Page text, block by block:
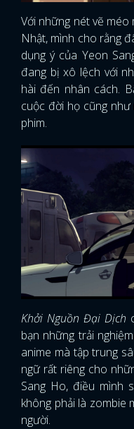
Với những nét vẽ
Nhật, mình cho rằng
dụng ý của Yeon
đang bị xô lệch với
hài đến nhân cách.
cuộc đời họ cũng
phim.
Khởi Nguồn Đại Dịch
bạn những trải
anime mà tập trung
ngữ rất riêng cho
Sang Ho, điều mình
không phải là zombie
người.